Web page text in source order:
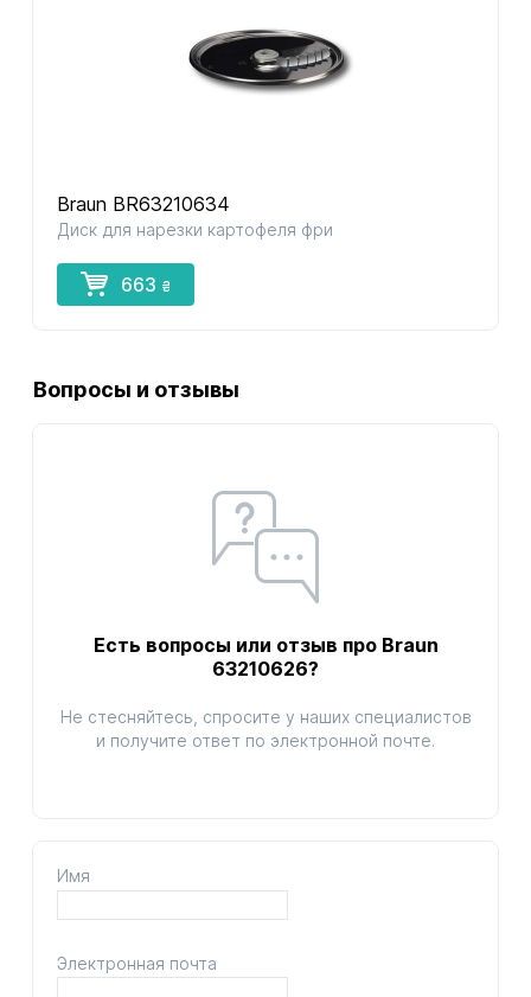
Braun BR63210634
Диск для нарезки картофеля фри
663 ₴
Вопросы и отзывы
Есть вопросы или отзыв про Braun
63210626?
Не стесняйтесь, спросите у наших специалистов
и получите ответ по электронной почте.
Имя
Электронная почта